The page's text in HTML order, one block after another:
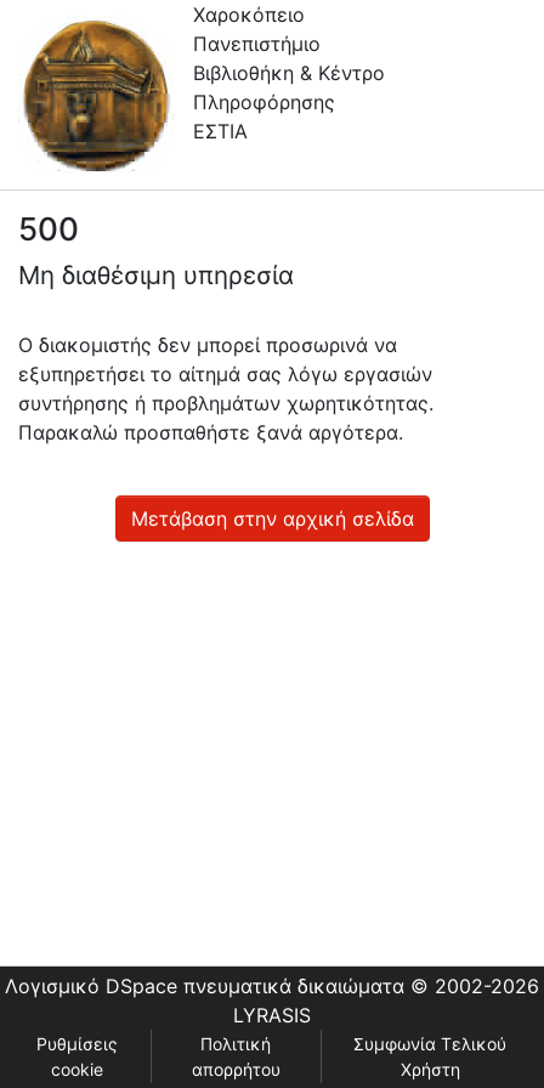
Χαροκόπειο
Πανεπιστήμιο
Βιβλιοθήκη & Κέντρο
Πληροφόρησης
ΕΣΤΙΑ
Πληροφορίες
Επικοινωνία
Υπηρεσίες
Αυτοαπόθεσης
Ανοιχτά
Δεδομένα
500
Μη διαθέσιμη υπηρεσία
Ο διακομιστής δεν μπορεί προσωρινά να
εξυπηρετήσει το αίτημά σας λόγω εργασιών
συντήρησης ή προβλημάτων χωρητικότητας.
Παρακαλώ προσπαθήστε ξανά αργότερα.
Μετάβαση στην αρχική σελίδα
Λογισμικό DSpace πνευματικά δικαιώματα © 2002-2026
LYRASIS
Ρυθμίσεις
cookie
Πολιτική
απορρήτου
Συμφωνία Τελικού
Χρήστη